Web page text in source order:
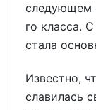
следующем
го класса.
стала
Известно,
славилась